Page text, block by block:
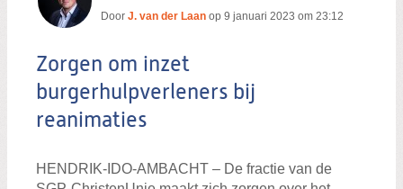
Door J. van der Laan op 9 januari 2023 om 23:12
Zorgen om inzet
burgerhulpverleners bij
reanimaties
HENDRIK-IDO-AMBACHT – De fractie van de